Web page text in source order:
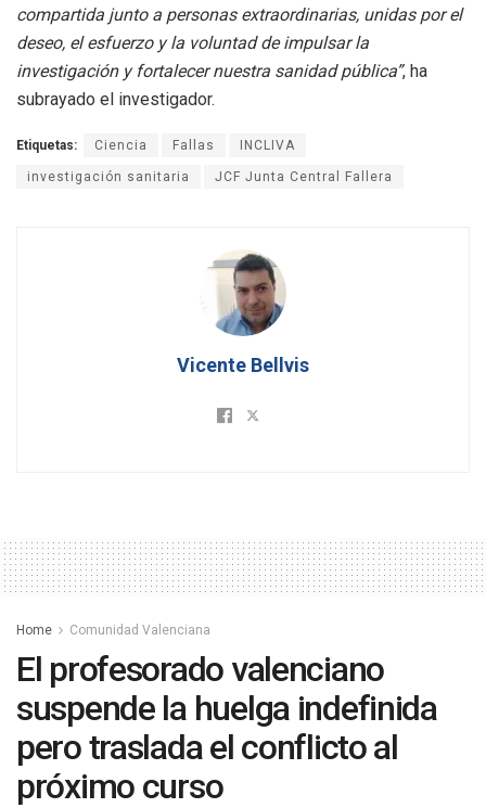
compartida junto a personas extraordinarias, unidas por el
deseo, el esfuerzo y la voluntad de impulsar la
investigación y fortalecer nuestra sanidad pública”, ha
subrayado el investigador.
Etiquetas: Ciencia Fallas INCLIVA
investigación sanitaria JCF Junta Central Fallera
Vicente Bellvis
Home Comunidad Valenciana
El profesorado valenciano
suspende la huelga indefinida
pero traslada el conflicto al
próximo curso